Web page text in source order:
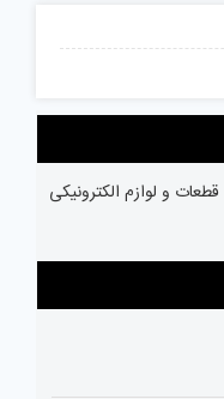
قطعات و لوازم الکترونیکی